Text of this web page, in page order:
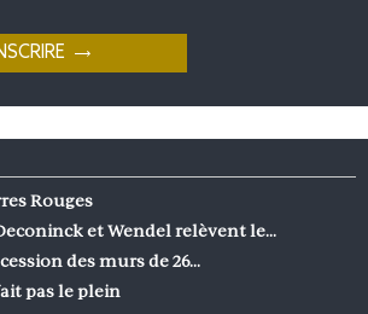
Rouges
et Wendel relèvent le…
des murs de 26…
pas le plein